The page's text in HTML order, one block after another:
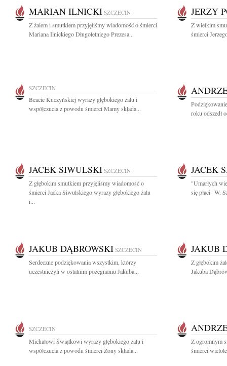
MARIAN ILNICKI SZCZECIN
Z żalem i smutkiem przyjęliśmy wiadomość o śmierci
Mariana Ilnickiego Długoletniego Prezesa...
JERZY
Z wielkim
śmierci
SZCZECIN
Beacie Kuczyńskiej wyrazy głębokiego żalu i
współczucia z powodu śmierci Mamy składa...
roku odszedł
JACEK SIWULSKI SZCZECIN
Z głębokim smutkiem przyjęliśmy wiadomość o
śmierci Jacka Siwulskiego wyrazy głębokiego żalu
i...
JACEK
"Umarłych
się płaci" W.
JAKUB DĄBROWSKI SZCZECIN
Serdeczne podziękowania wszystkim, którzy
uczestniczyli w ostatnim pożegnaniu Jakuba...
JAKUB
Z głębokim
Jakuba
SZCZECIN
Michałowi Świątkowi wyrazy głębokiego żalu i
współczucia z powodu śmierci Żony składa...
Z ogromnym
śmierci